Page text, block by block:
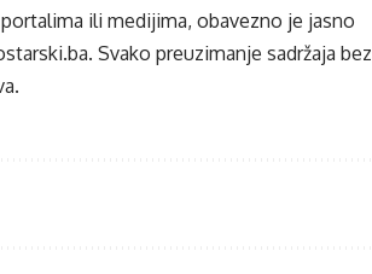
ili medijima, obavezno je jasno
. Svako preuzimanje sadržaja bez